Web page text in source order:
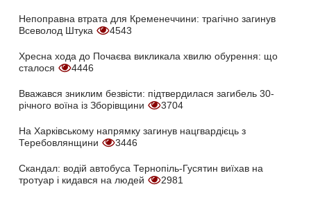
Непоправна втрата для Кременеччини: трагічно загинув
Всеволод Штука
4543
Хресна хода до Почаєва викликала хвилю обурення: що
сталося
4446
Вважався зниклим безвісти: підтвердилася загибель 30-
річного воїна із Зборівщини
3704
На Харківському напрямку загинув нацгвардієць з
Теребовлянщини
3446
Скандал: водій автобуса Тернопіль-Гусятин виїхав на
тротуар і кидався на людей
2981